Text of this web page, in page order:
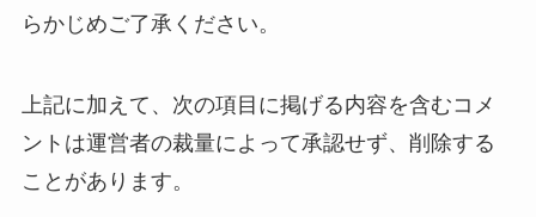
らかじめご了承ください。
上記に加えて、次の項目に掲げる内容を含むコメ
ントは運営者の裁量によって承認せず、削除する
ことがあります。